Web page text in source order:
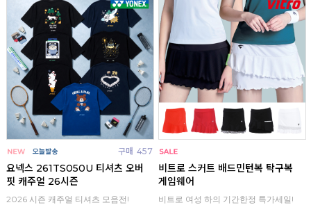
구매 457
요넥스 261TS050U 티셔츠 오버
핏 캐주얼 26시즌
2026 시즌 캐주얼 티셔츠 모음전!
비트로 스커트 배드민턴복 탁구복
게임웨어
비트로 여성 하의 기간한정 특가세일!